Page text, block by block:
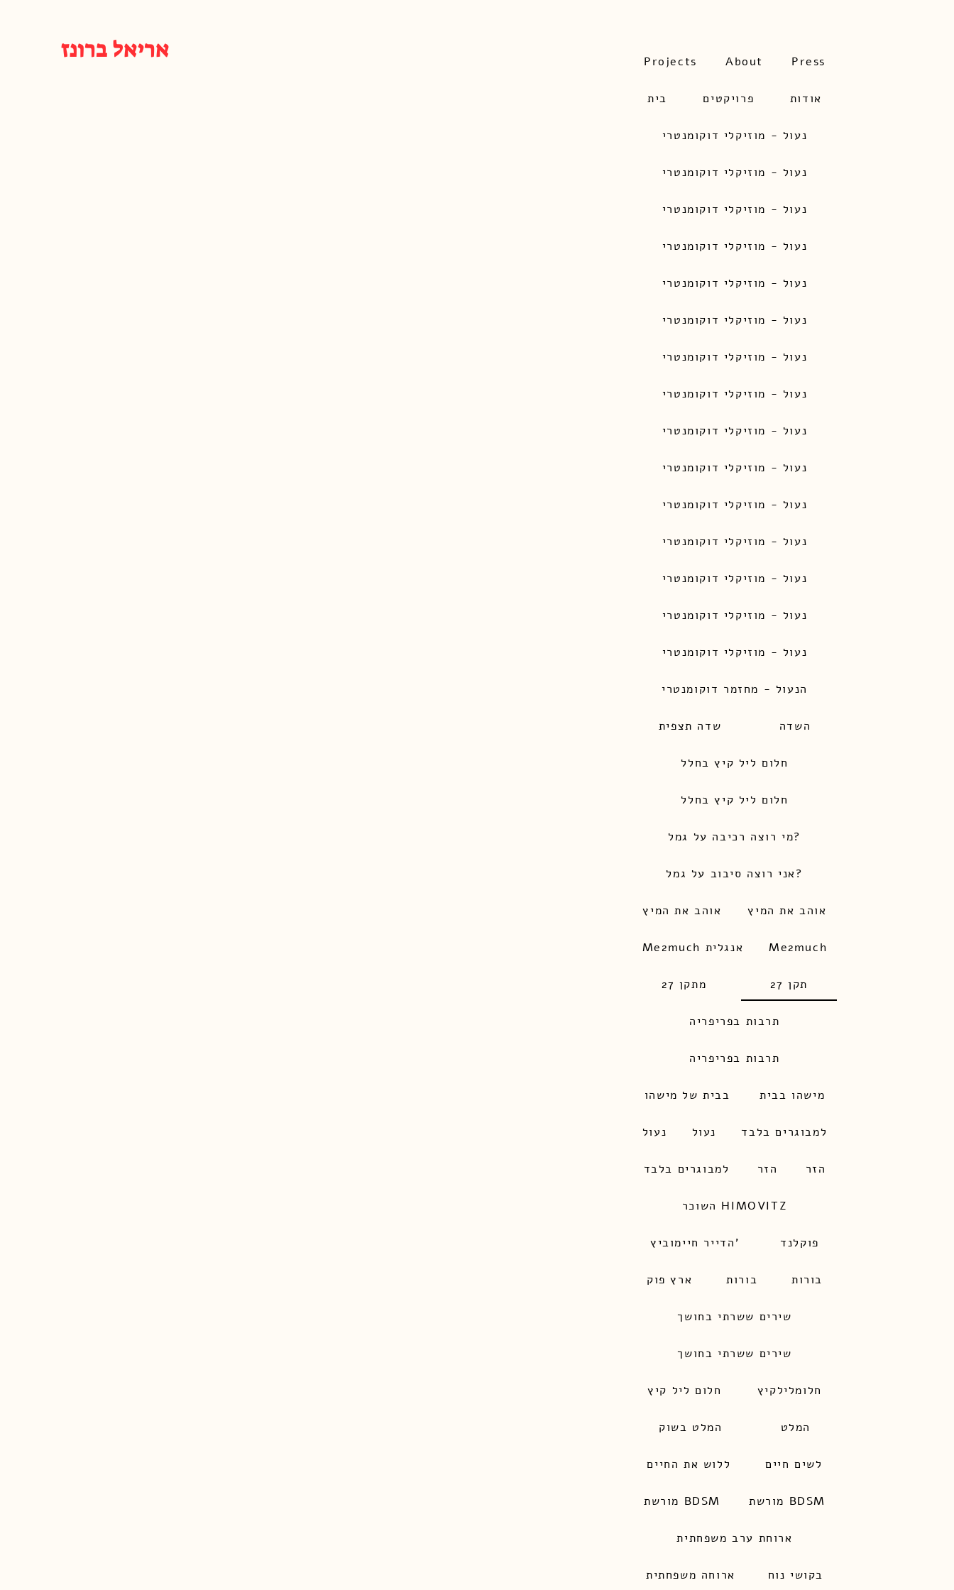
אריאל ברונז Projects About Press
בית פרויקטים אודות
נעול - מוזיקלי דוקומנטרי
נעול - מוזיקלי דוקומנטרי
נעול - מוזיקלי דוקומנטרי
נעול - מוזיקלי דוקומנטרי
נעול - מוזיקלי דוקומנטרי
נעול - מוזיקלי דוקומנטרי
נעול - מוזיקלי דוקומנטרי
נעול - מוזיקלי דוקומנטרי
נעול - מוזיקלי דוקומנטרי
נעול - מוזיקלי דוקומנטרי
נעול - מוזיקלי דוקומנטרי
נעול - מוזיקלי דוקומנטרי
נעול - מוזיקלי דוקומנטרי
נעול - מוזיקלי דוקומנטרי
נעול - מוזיקלי דוקומנטרי
הנעול - מחזמר דוקומנטרי
שדה תצפית השדה
חלום ליל קיץ בחלל
חלום ליל קיץ בחלל
מי רוצה רכיבה על גמל?
אני רוצה סיבוב על גמל?
אוהב את המיץ אוהב את המיץ
Me2much אנגלית Me2much
מתקן 27 תקן 27
תרבות בפריפריה
תרבות בפריפריה
בבית של מישהו מישהו בבית
נעול נעול למבוגרים בלבד
למבוגרים בלבד הזר הזר
השוכר HIMOVITZ
הדייר חיימוביץ' פוקלנד
ארץ פוק בורות בורות
שירים ששרתי בחושך
שירים ששרתי בחושך
חלום ליל קיץ חלומלילקיץ
המלט בשוק המלט
ללוש את החיים לשים חיים
מורשת BDSM מורשת BDSM
ארוחת ערב משפחתית
ארוחה משפחתית בקושי נוח